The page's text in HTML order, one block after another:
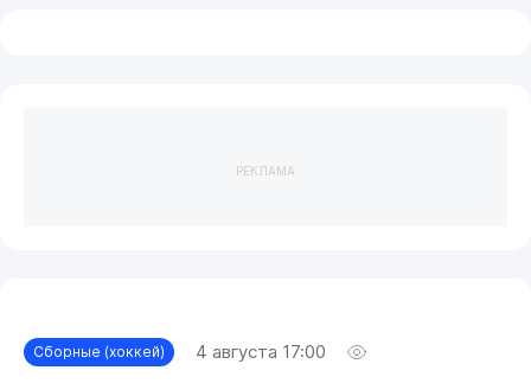
РЕКЛАМА
Сборные (хоккей) 4 августа 17:00